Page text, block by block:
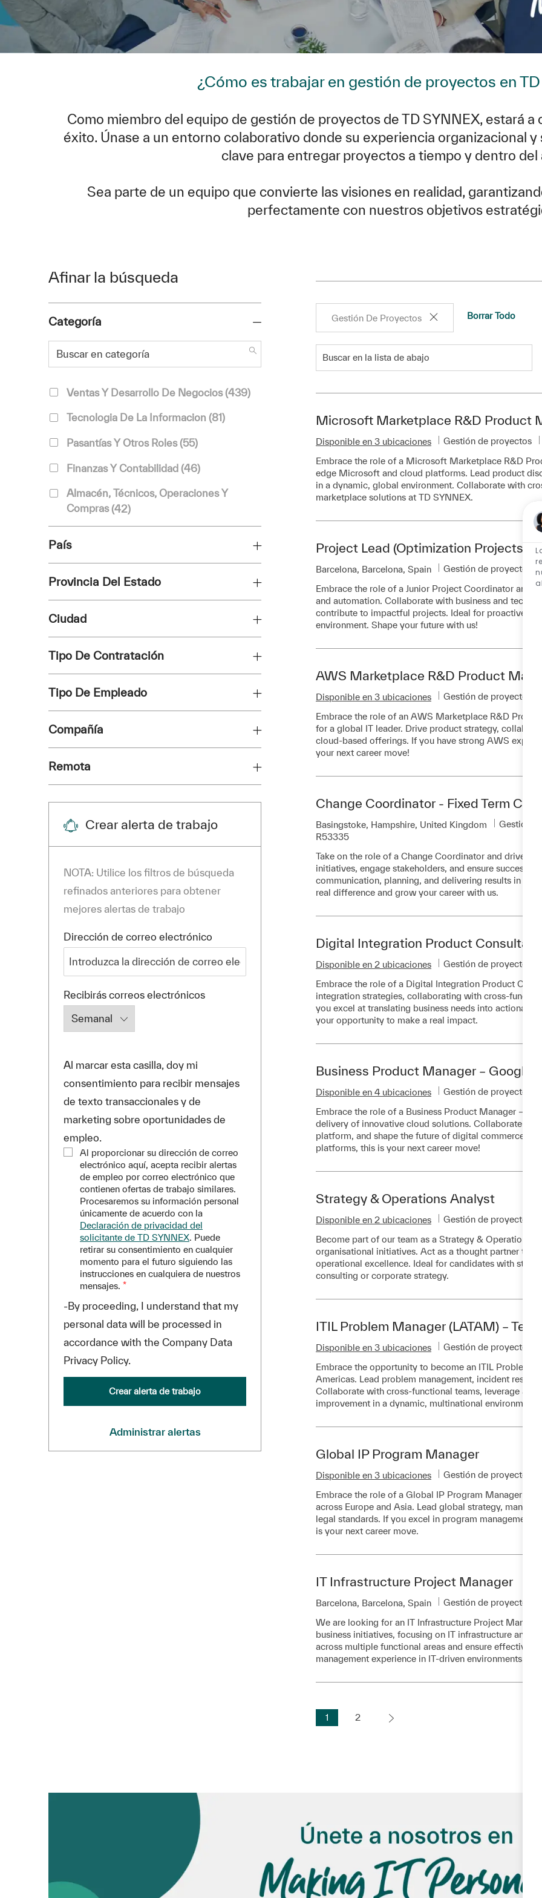
¿Cómo es trabajar en gestión de proyectos en
Como miembro del equipo de gestión de proyectos de TD SYNNEX, estará a
éxito. Únase a un entorno colaborativo donde su experiencia organizacional
clave para entregar proyectos a tiempo y dentro del
Sea parte de un equipo que convierte las visiones en realidad,
perfectamente con nuestros objetivos
Afinar la búsqueda
Categoría
Categoría
Ventas Y Desarrollo De Negocios (439)Trabajos
Tecnologia De La Informacion (81)Trabajos
Pasantías Y Otros Roles (55)Trabajos
Finanzas Y Contabilidad (46)Trabajos
Almacén, Técnicos, Operaciones Y
Compras (42)Trabajos
Recursos Humanos (
Legal (4)
País
Provincia Del Estado
Ciudad
Tipo De Contratación
Tipo De Empleado
Compañía
Remota
Crear alerta de trabajo
NOTA: Utilice los filtros de búsqueda
refinados anteriores para obtener
mejores alertas de trabajo
Dirección de correo electrónico
Recibirás correos electrónicosRequired
Al marcar esta casilla, doy mi
consentimiento para recibir mensajes
de texto transaccionales y de
marketing sobre oportunidades de
empleo.
Al proporcionar su dirección de correo
electrónico aquí, acepta recibir alertas
de empleo por correo electrónico que
contienen ofertas de trabajo similares.
Procesaremos su información personal
únicamente de acuerdo con la
Declaración de privacidad del
solicitante de TD SYNNEX. Puede
retirar su consentimiento en cualquier
momento para el futuro siguiendo las
instrucciones en cualquiera de nuestros
mensajes. *
-By proceeding, I understand that my
personal data will be processed in
accordance with the Company Data
Privacy Policy.
Crear alerta de trabajo
Administrar alertas
Gestión De Proyectos Borrar Todo
Microsoft Marketplace R&D Product
Disponible en 3 ubicaciones Categoría
Gestión de proyectos
Embrace the role of a Microsoft Marketplace R&D
edge Microsoft and cloud platforms. Lead product
in a dynamic, global environment. Collaborate with
marketplace solutions at TD SYNNEX.
Project Lead (Optimization Projects)
Ubicación
Barcelona, Barcelona, Spain Categoría
Gestión de proyectos
Embrace the role of a Junior Project Coordinator and
and automation. Collaborate with business and
contribute to impactful projects. Ideal for proactive
environment. Shape your future with us!
AWS Marketplace R&D Product
Disponible en 3 ubicaciones Categoría
Gestión de proyectos
Embrace the role of an AWS Marketplace R&D
for a global IT leader. Drive product strategy,
cloud-based offerings. If you have strong AWS
your next career move!
Change Coordinator - Fixed Term
Ubicación
Basingstoke, Hampshire, United Kingdom Categoría
Gestión
R53335
Take on the role of a Change Coordinator and drive
initiatives, engage stakeholders, and ensure
communication, planning, and delivering results in a
real difference and grow your career with us.
Digital Integration Product Consultant
Disponible en 2 ubicaciones Categoría
Gestión de proyectos
Embrace the role of a Digital Integration Product
integration strategies, collaborating with cross-
you excel at translating business needs into
your opportunity to make a real impact.
Business Product Manager – Google
Disponible en 4 ubicaciones Categoría
Gestión de proyectos
Embrace the role of a Business Product Manager –
delivery of innovative cloud solutions. Collaborate
platform, and shape the future of digital commerce. If
platforms, this is your next career move!
Strategy & Operations Analyst
Disponible en 2 ubicaciones Categoría
Gestión de proyectos
Become part of our team as a Strategy & Operations
organisational initiatives. Act as a thought partner to
operational excellence. Ideal for candidates with
consulting or corporate strategy.
ITIL Problem Manager (LATAM) –
Disponible en 3 ubicaciones Categoría
Gestión de proyectos
Embrace the opportunity to become an ITIL Problem
Americas. Lead problem management, incident
Collaborate with cross-functional teams, leverage
improvement in a dynamic, multinational
Global IP Program Manager
Disponible en 3 ubicaciones Categoría
Gestión de proyectos
Embrace the role of a Global IP Program Manager
across Europe and Asia. Lead global strategy,
legal standards. If you excel in program management
is your next career move.
IT Infrastructure Project Manager
Ubicación
Barcelona, Barcelona, Spain Categoría
Gestión de proyectos
We are looking for an IT Infrastructure Project
business initiatives, focusing on IT infrastructure and
across multiple functional areas and ensure effective
management experience in IT-driven environments
1 2